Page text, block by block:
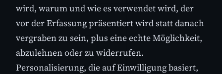
wird, warum und wie es verwendet wird, der
vor der Erfassung präsentiert wird statt danach
vergraben zu sein, plus eine echte Möglichkeit,
abzulehnen oder zu widerrufen.
Personalisierung, die auf Einwilligung basiert,